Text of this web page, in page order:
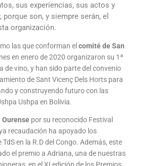
sus experiencias, sus actos y
porque son, y siempre serán, el
organización.
las que conforman elcomité de San
en enero de 2020 organizaron su 1ª
de vino, y han sido parte del convenio
de Sant Vicenç Dels Horts para
y construyendo futuro con las
Ushpa en Bolivia.
por su reconocido Festival
recaudación ha apoyado los
en la R.D del Congo. Además, este
el premio a Adriana, una de nuestras